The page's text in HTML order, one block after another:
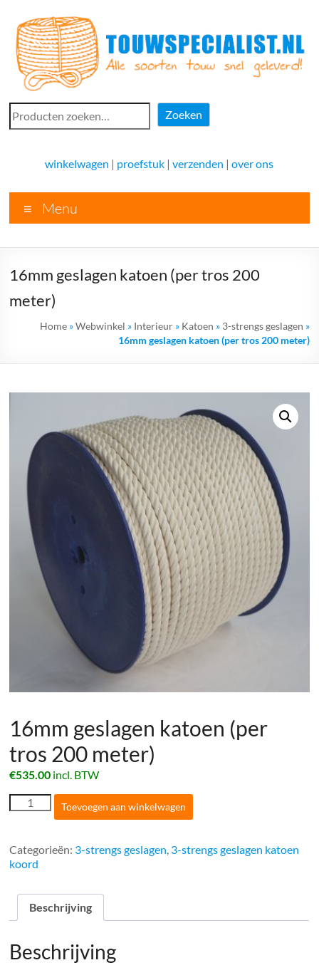
naar
inhoud
Touwspecialist.nl
voor
vele
soorten
goed
advies!
Zoeken
Zoeken
winkelwagen | proefstuk |verzenden |over ons
Menu
16mm geslagen katoen (per tros 200
meter)
Home»Webwinkel » Interieur» Katoen » 3-strengs geslagen »
16mm geslagen katoen (per tros 200 meter)
16mm geslagen katoen (per
tros 200 meter)
€535.00 incl. BTW
16mm
geslagen
tros
200
Toevoegen aan winkelwagen
Categorieën: 3-strengs geslagen, 3-strengs geslagen katoen
koord
Beschrijving
Beschrijving